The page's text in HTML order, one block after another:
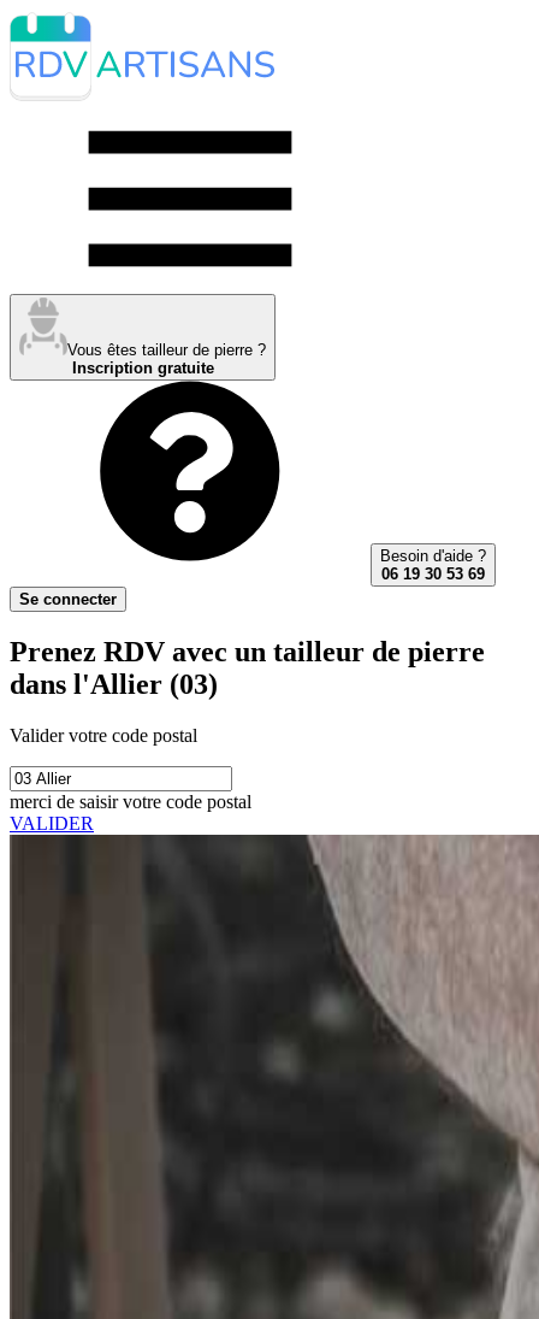
Vous êtes tailleur de pierre ?
Inscription gratuite
Besoin d'aide ?
06 19 30 53 69
Se connecter
Prenez RDV avec un tailleur de pierre
dans l'Allier (03)
Valider votre code postal
merci de saisir votre code postal
VALIDER